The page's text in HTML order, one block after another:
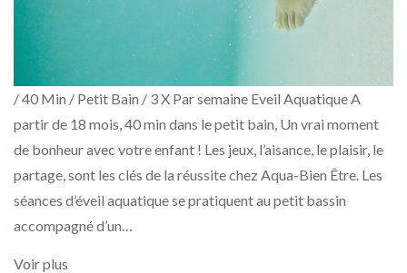
/ 40 Min / Petit Bain / 3 X Par semaine Eveil Aquatique A
partir de 18 mois, 40 min dans le petit bain, Un vrai moment
de bonheur avec votre enfant ! Les jeux, l’aisance, le plaisir, le
partage, sont les clés de la réussite chez Aqua-Bien Être. Les
séances d’éveil aquatique se pratiquent au petit bassin
accompagné d’un…
Voir plus